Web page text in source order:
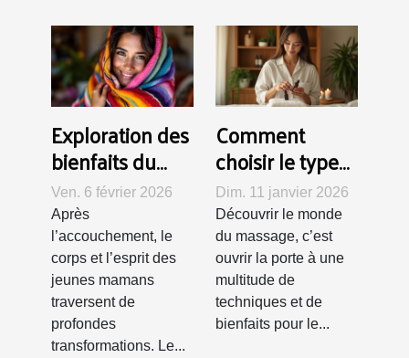
Exploration des
bienfaits du
rituel Rebozo
pour les jeunes
mamans
Ven. 6 février 2026
Après
l’accouchement, le
corps et l’esprit des
jeunes mamans
traversent de
profondes
transformations. Le...
Comment
choisir le type
de massage
adapté à vos
besoins ?
Dim. 11 janvier 2026
Découvrir le monde
du massage, c’est
ouvrir la porte à une
multitude de
techniques et de
bienfaits pour le...